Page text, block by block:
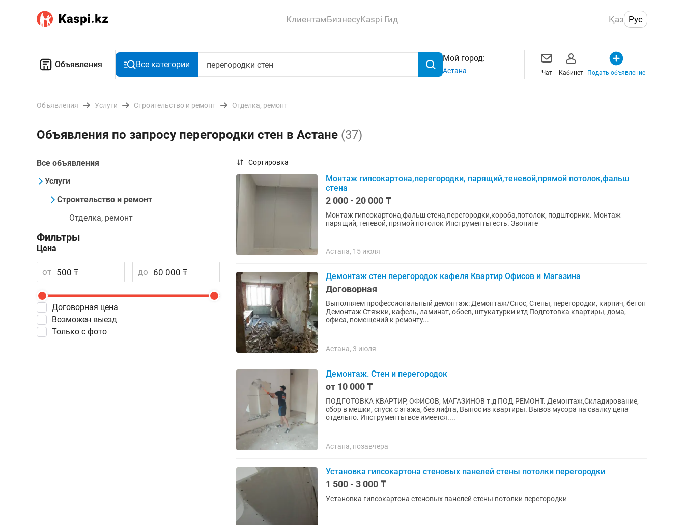
КлиентамБизнесуKaspi Гид Қаз Рус
Объявления Все категории
Мой город:
Астана Чат Кабинет Подать объявление
Объявления Услуги Строительство и ремонт Отделка, ремонт
Объявления по запросу перегородки стен в Астане (37)
Все объявления
Услуги
Строительство и ремонт
Отделка, ремонт
Фильтры
Цена
от до
Договорная цена
Возможен выезд
Только с фото
Сортировка
Монтаж гипсокартона,перегородки, парящий,теневой,прямой потолок,фальш
стена
2 000 - 20 000 ₸
Монтаж гипсокартона,фальш стена,перегородки,короба,потолок, подшторник. Монтаж
парящий, теневой, прямой потолок Инструменты есть. Звоните
Астана, 15 июля
Демонтаж стен перегородок кафеля Квартир Офисов и Магазина
Договорная
Выполняем профессиональный демонтаж: Демонтаж/Снос, Стены, перегородки, кирпич, бетон
Демонтаж Стяжки, кафель, ламинат, обоев, штукатурки итд Подготовка квартиры, дома,
офиса, помещений к ремонту...
Астана, 3 июля
Демонтаж. Стен и перегородок
от 10 000 ₸
ПОДГОТОВКА КВАРТИР, ОФИСОВ, МАГАЗИНОВ т.д ПОД РЕМОНТ. Демонтаж,Складирование,
сбор в мешки, спуск с этажа, без лифта, Вынос из квартиры. Вывоз мусора на свалку цена
отдельно. Инструменты все имеется....
Астана, позавчера
Установка гипсокартона стеновых панелей стены потолки перегородки
1 500 - 3 000 ₸
Установка гипсокартона стеновых панелей стены потолки перегородки